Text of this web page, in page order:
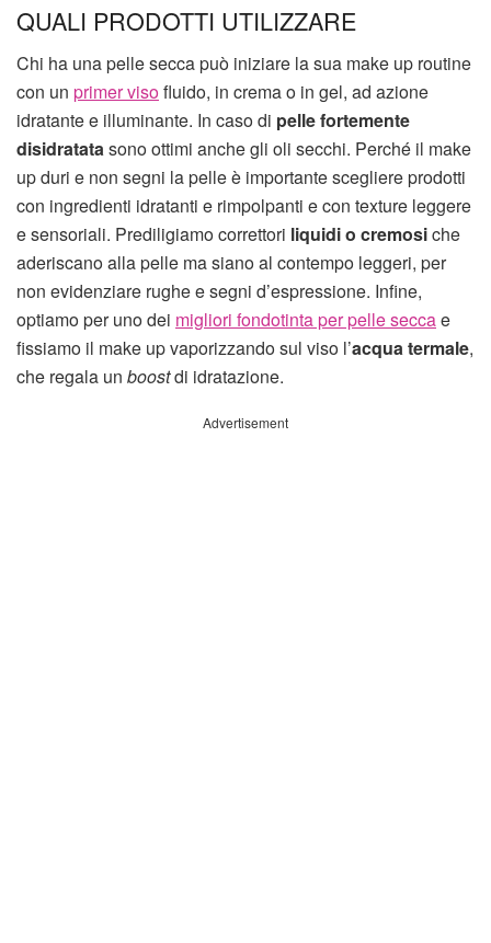
QUALI PRODOTTI UTILIZZARE
Chi ha una pelle secca può iniziare la sua make up routine
con un primer visofluido, in crema o in gel, ad azione
idratante e illuminante. In caso di pelle fortemente
disidratatasono ottimi anche gli oli secchi. Perché il make
up duri e non segni la pelle è importante scegliere prodotti
con ingredienti idratanti e rimpolpanti e con texture leggere
e sensoriali. Prediligiamo correttori liquidi o cremosiche
aderiscano alla pelle ma siano al contempo leggeri, per
non evidenziare rughe e segni d’espressione. Infine,
optiamo per uno dei migliori fondotinta per pelle seccae
fissiamo il make up vaporizzando sul viso l’acqua termale,
che regala un boostdi idratazione.
Advertisement